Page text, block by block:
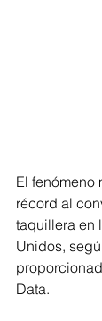
El fenómeno
récord al
taquillera en
Unidos,
Data.